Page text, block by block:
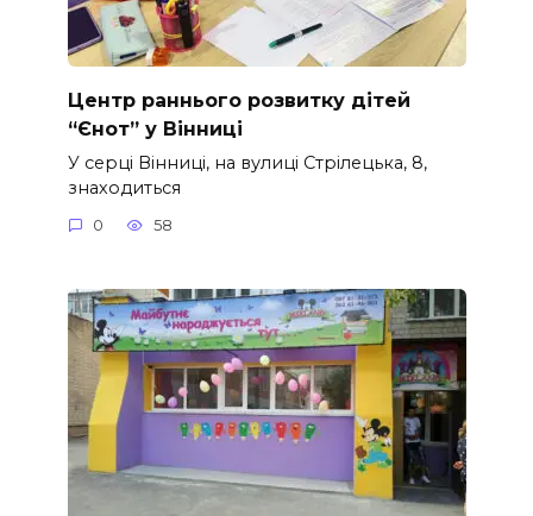
Центр раннього розвитку дітей
“Єнот” у Вінниці
У серці Вінниці, на вулиці Стрілецька, 8,
знаходиться
0 58